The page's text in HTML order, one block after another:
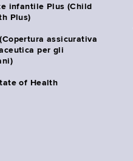
infantile Plus (Child
Plus)
assicurativa
per gli
of Health